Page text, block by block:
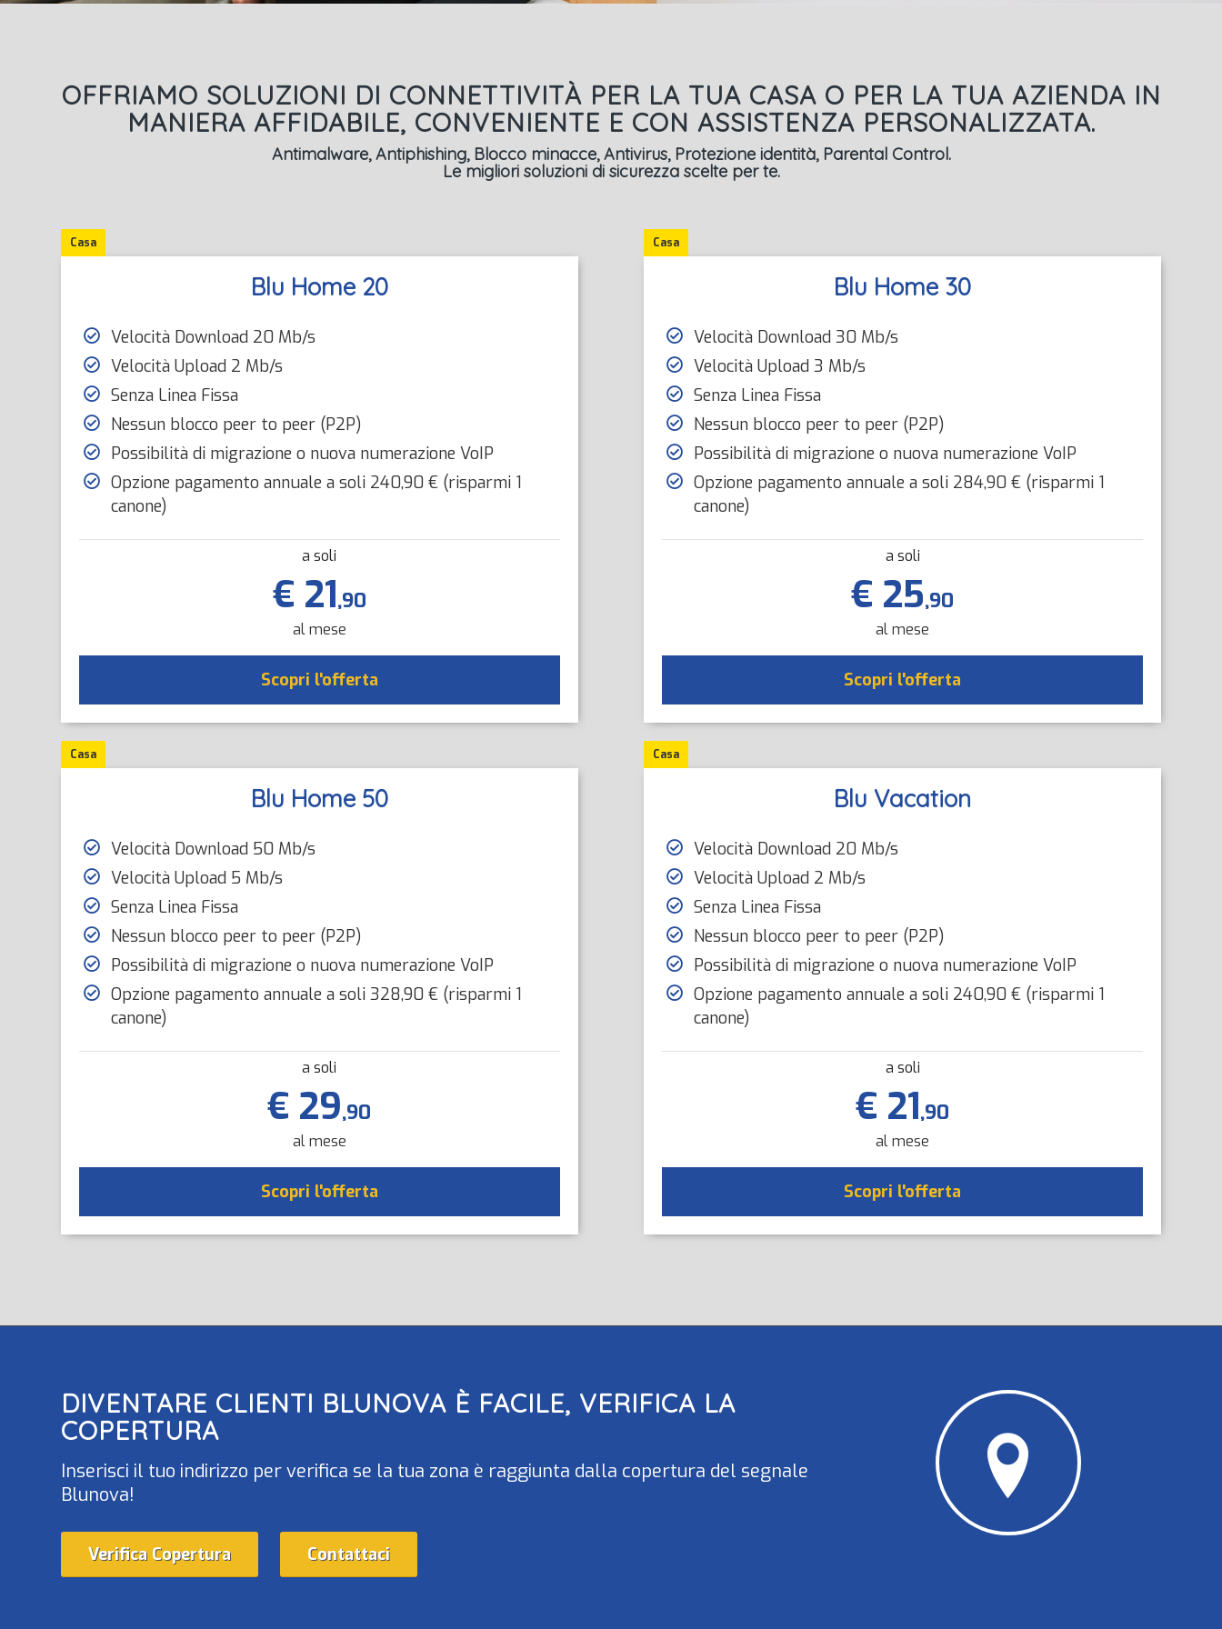
OFFRIAMO SOLUZIONI DI CONNETTIVITÀ PER LA TUA CASA O PER LA TUA AZIENDA IN
MANIERA AFFIDABILE, CONVENIENTE E CON ASSISTENZA PERSONALIZZATA.
Antimalware, Antiphishing, Blocco minacce, Antivirus, Protezione identità, Parental Control.
Le migliori soluzioni di sicurezza scelte per te.
Casa
Blu Home 20
Velocità Download 20 Mb/s
Velocità Upload 2 Mb/s
Senza Linea Fissa
Nessun blocco peer to peer (P2P)
Possibilità di migrazione o nuova numerazione VoIP
Opzione pagamento annuale a soli 240,90 € (risparmi 1
canone)
a soli
€ 21,90
al mese
Scopri l'offerta
Casa
Blu Home 30
Velocità Download 30 Mb/s
Velocità Upload 3 Mb/s
Senza Linea Fissa
Nessun blocco peer to peer (P2P)
Possibilità di migrazione o nuova numerazione VoIP
Opzione pagamento annuale a soli 284,90 € (risparmi 1
canone)
a soli
€ 25,90
al mese
Scopri l'offerta
Casa
Blu Home 50
Velocità Download 50 Mb/s
Velocità Upload 5 Mb/s
Senza Linea Fissa
Nessun blocco peer to peer (P2P)
Possibilità di migrazione o nuova numerazione VoIP
Opzione pagamento annuale a soli 328,90 € (risparmi 1
canone)
a soli
€ 29,90
al mese
Scopri l'offerta
Casa
Blu Vacation
Velocità Download 20 Mb/s
Velocità Upload 2 Mb/s
Senza Linea Fissa
Nessun blocco peer to peer (P2P)
Possibilità di migrazione o nuova numerazione VoIP
Opzione pagamento annuale a soli 240,90 € (risparmi 1
canone)
a soli
€ 21,90
al mese
Scopri l'offerta
DIVENTARE CLIENTI BLUNOVA È FACILE, VERIFICA LA
COPERTURA
Inserisci il tuo indirizzo per verifica se la tua zona è raggiunta dalla copertura del segnale
Blunova!
Verifica Copertura Contattaci